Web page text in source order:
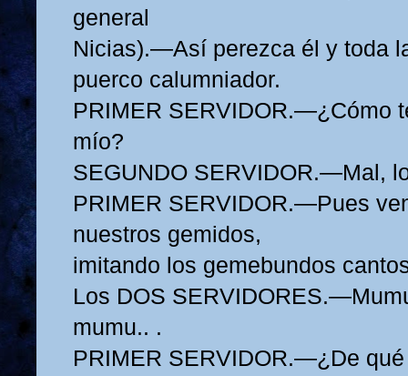
general
Nicias).—Así perezca él y toda
puerco calumniador.
PRIMER SERVIDOR.—¿Cómo
mío?
SEGUNDO SERVIDOR.—Mal,
PRIMER SERVIDOR.—Pues
nuestros gemidos,
imitando los gemebundos
Los DOS
mumu.. .
PRIMER SERVIDOR.—¿De